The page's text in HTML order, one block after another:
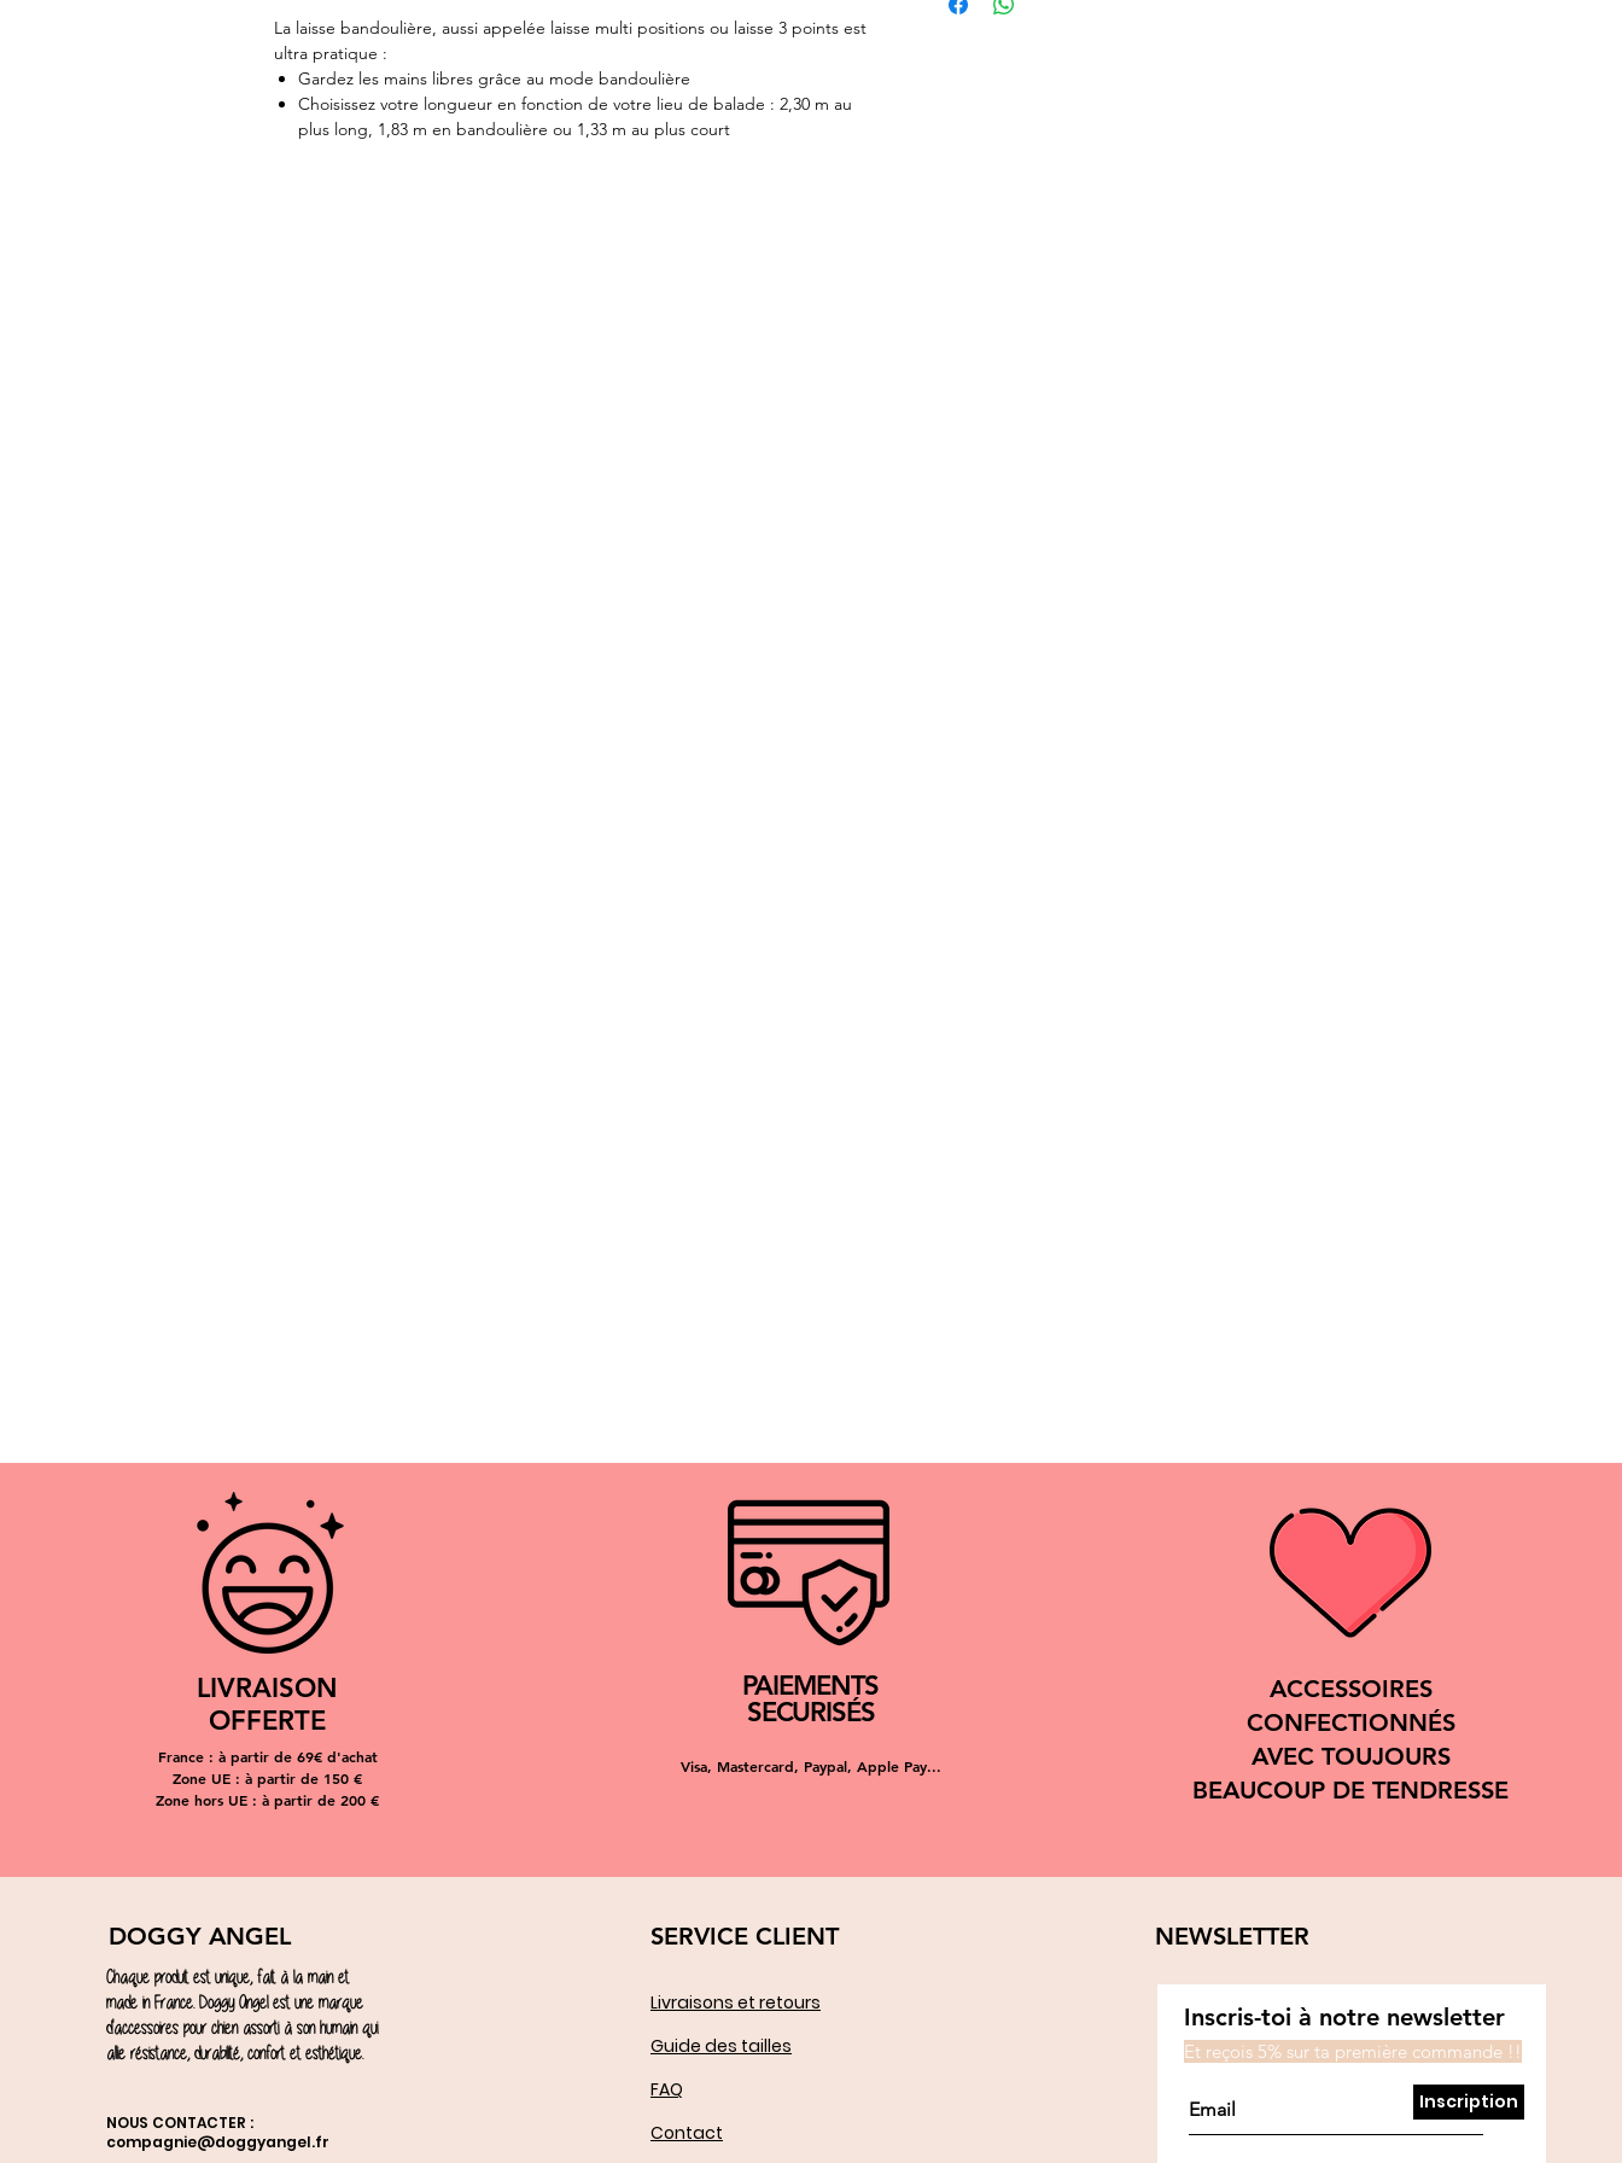
La laisse bandoulière, aussi appelée laisse multi positions ou laisse 3 points est
ultra pratique :
Gardez les mains libres grâce au mode bandoulière
Choisissez votre longueur en fonction de votre lieu de balade : 2,30 m au
plus long, 1,83 m en bandoulière ou 1,33 m au plus court
- Sangles en nylon en polypropylène.
LIVRAISON
OFFERTE
France : à partir de 69€ d'achat
Zone UE : à partir de 150 €
Zone hors UE : à partir de 200 €
PAIEMENTS
SECURISÉS
Visa, Mastercard, Paypal, Apple Pay...
ACCESSOIRES
CONFECTIONNÉS
AVEC TOUJOURS
BEAUCOUP DE TENDRESSE
DOGGY ANGEL
Chaque produit est unique, fait à la main et
made in France. Doggy Angel est une marque
d'accessoires pour chien assorti à son humain qui
allie résistance, durabilité, confort et esthétique.
NOUS CONTACTER :
compagnie@doggyangel.fr
SERVICE CLIENT
Livraisons et retours
Guide des tailles
FAQ
Contact
NEWSLETTER
Inscris-toi à notre newsletter
Et reçois 5% sur ta première commande !!
Inscription